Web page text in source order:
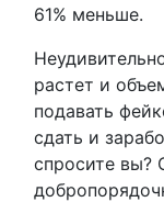
61% меньше.
растет и
подавать
сдать и
спросите вы?